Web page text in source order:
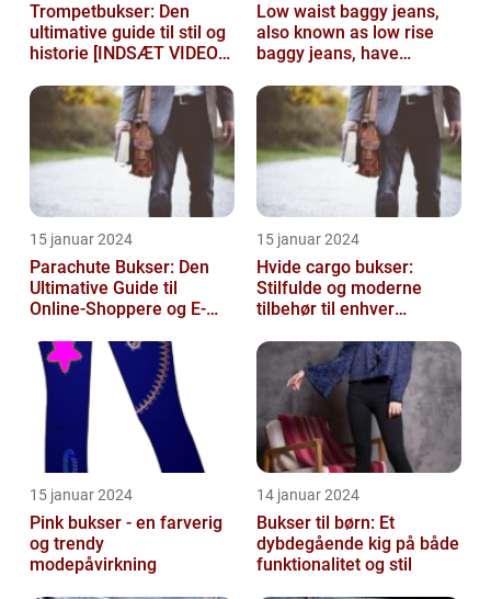
Trompetbukser: Den
ultimative guide til stil og
historie [INDSÆT VIDEO
Low waist baggy jeans,
also known as low rise
baggy jeans, have
fashion choice for ...
15 januar 2024
Parachute Bukser: Den
Ultimative Guide til
Online-Shoppere og E-
15 januar 2024
Hvide cargo bukser:
Stilfulde og moderne
tilbehør til enhver
15 januar 2024
Pink bukser - en farverig
og trendy
modepåvirkning
14 januar 2024
Bukser til børn: Et
dybdegående kig på både
funktionalitet og stil